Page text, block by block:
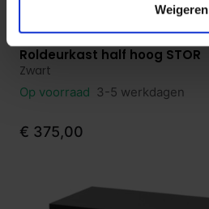
Weigeren
Bekijk product
Roldeurkast half hoog STOR
Zwart
Op voorraad 3-5 werkdagen
€ 375,00